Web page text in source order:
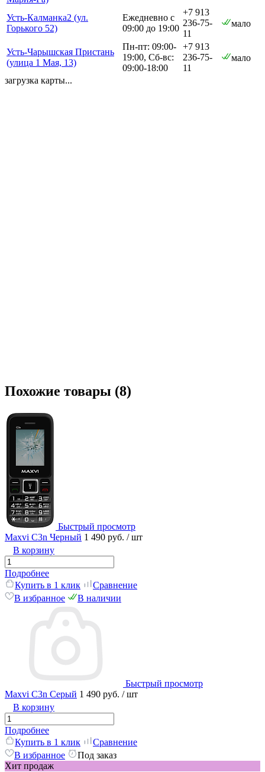
Усть-Калманка2 (ул.
Горького 52)
Ежедневно с
09:00 до 19:00
+7 913
236-75-
11
мало
Усть-Чарышская Пристань
(улица 1 Мая, 13)
Пн-пт: 09:00-
19:00, Сб-вс:
09:00-18:00
+7 913
236-75-
11
мало
загрузка карты...
Похожие товары (8)
Быстрый просмотр
Maxvi C3n Черный 1 490 руб. / шт
В корзину
Подробнее
Купить в 1 клик
Сравнение
В избранное
В наличии
Быстрый просмотр
Maxvi C3n Серый 1 490 руб. / шт
В корзину
Подробнее
Купить в 1 клик
Сравнение
В избранное
Под заказ
Хит продаж